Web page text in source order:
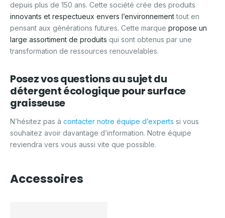
depuis plus de 150 ans. Cette société crée des produits
innovants et respectueux envers l’environnementtout en
pensant aux générations futures. Cette marque propose un
large assortiment de produits qui sont obtenus par une
transformation de ressources renouvelables.
Posez vos questions au sujet du
détergent écologique pour surface
graisseuse
N’hésitez pas à contacter notre équipe d’experts si vous
souhaitez avoir davantage d’information. Notre équipe
reviendra vers vous aussi vite que possible.
Accessoires